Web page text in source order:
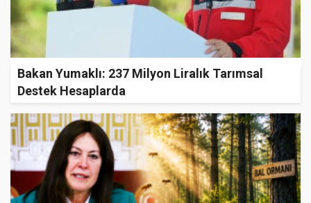
Bakan Yumaklı: 237 Milyon Liralık Tarımsal
Destek Hesaplarda